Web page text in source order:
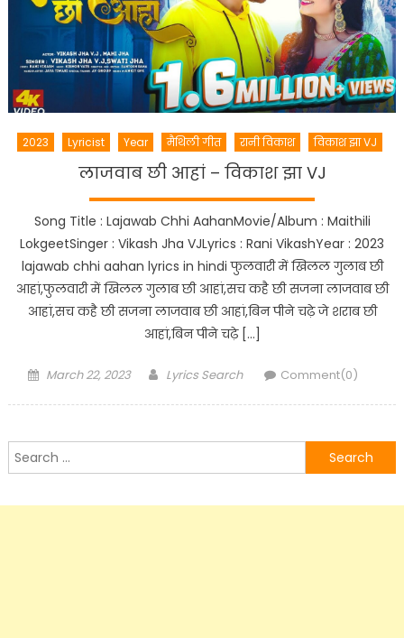
2023 Lyricist Year मैथिली गीत रानी विकाश विकाश झा VJ
लाजवाब छी आहां – विकाश झा VJ
Song Title : Lajawab Chhi AahanMovie/Album : Maithili
LokgeetSinger : Vikash Jha VJLyrics : Rani VikashYear : 2023
lajawab chhi aahan lyrics in hindi फुलवारी में खिलल गुलाब छी
आहां,फुलवारी में खिलल गुलाब छी आहां,सच कहै छी सजना लाजवाब छी
आहां,सच कहै छी सजना लाजवाब छी आहां,बिन पीने चढ़े जे शराब छी
आहां,बिन पीने चढ़े […]
Posted
March 22, 2023 Author
Lyrics Search Comment(0)
Search
for: